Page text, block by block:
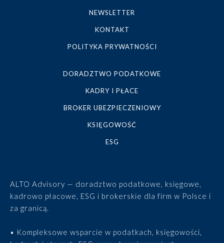
NEWSLETTER
KONTAKT
POLITYKA PRYWATNOŚCI
DORADZTWO PODATKOWE
KADRY I PŁACE
BROKER UBEZPIECZENIOWY
KSIĘGOWOŚĆ
ESG
ALTO Advisory — doradztwo podatkowe, księgowe,
kadrowo płacowe, ESG i brokerskie dla firm w Polsce i
za granicą.
• Kompleksowe wsparcie w podatkach, księgowości,